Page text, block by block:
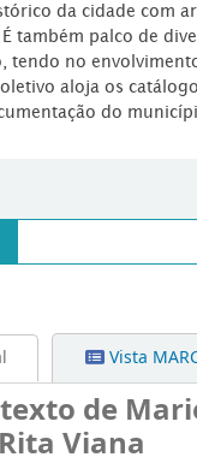
da cidade com
. É também palco de
tendo no
aloja os
do
Vista
de
Viana